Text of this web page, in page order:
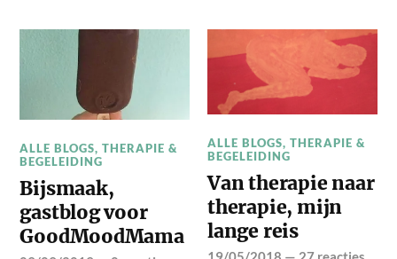
ALLE BLOGS,THERAPIE &
BEGELEIDING
Bijsmaak,
gastblog voor
GoodMoodMama
ALLE BLOGS,THERAPIE &
BEGELEIDING
Van therapie naar
therapie, mijn
lange reis